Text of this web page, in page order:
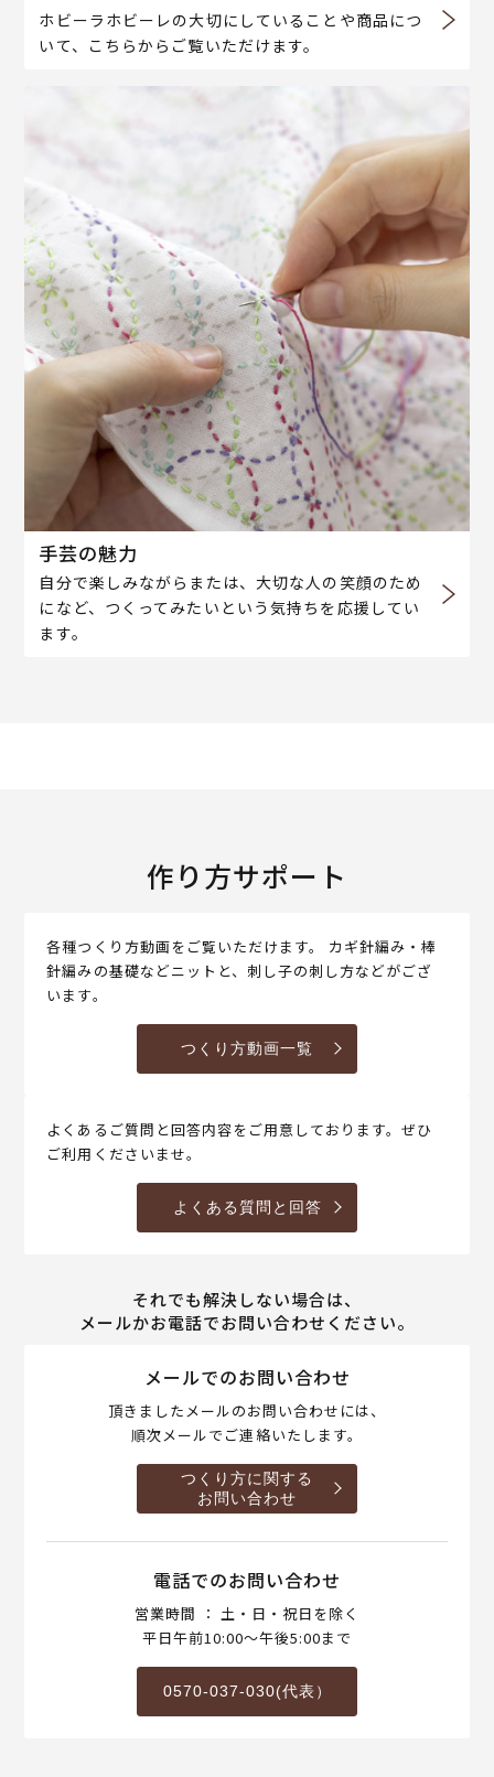
ホビーラホビーレの大切にしていることや商品につ
いて、こちらからご覧いただけます。
手芸の魅力
自分で楽しみながらまたは、大切な人の笑顔のため
になど、つくってみたいという気持ちを応援してい
ます。
作り方サポート
各種つくり方動画をご覧いただけます。 カギ針編み・棒
針編みの基礎などニットと、刺し子の刺し方などがござ
います。
つくり方動画一覧
よくあるご質問と回答内容をご用意しております。ぜひ
ご利用くださいませ。
よくある質問と回答
それでも解決しない場合は、
メールかお電話でお問い合わせください。
メールでのお問い合わせ
頂きましたメールのお問い合わせには、
順次メールでご連絡いたします。
つくり方に関する
お問い合わせ
電話でのお問い合わせ
営業時間 ： 土・日・祝日を除く
平日午前10:00～午後5:00まで
0570-037-030(代表）